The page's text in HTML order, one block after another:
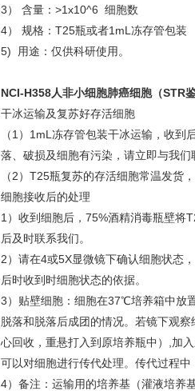
3） 含量：>1x10^6 细胞数
4） 规格：T25瓶或者1mL冻存管包装
5) 用途：仅供科研使用。
NCI-H358人非小细胞肺癌细胞（STR鉴
干冰运输及复苏好存活细胞
（1）1mL冻存管包装干冰运输，收
落、破损及细胞有污染，请立即与我们
（2）T25瓶复苏的存活细胞常温发货
细胞接收后的处理
1）收到细胞后，75%酒精消毒瓶壁将
后及时联系我们。
2）请在4或5X显微镜下确认细胞状态
后时收到时细胞状态的依据。
3）贴壁细胞：细胞在37℃培养箱中放
脱落和脱落后成团的情况。若镜下观
心回收，重悬打入到原培养瓶中）,加
可以对细胞进行传代处理。传代过程中
4）备注：运输用的培养基（灌液培养